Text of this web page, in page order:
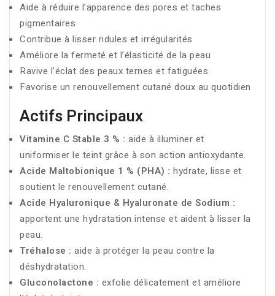
Aide à réduire l’apparence des pores et taches
pigmentaires
Contribue à lisser ridules et irrégularités
Améliore la fermeté et l’élasticité de la peau
Ravive l’éclat des peaux ternes et fatiguées
Favorise un renouvellement cutané doux au quotidien
Actifs Principaux
Vitamine C Stable 3 % : aide à illuminer et
uniformiser le teint grâce à son action antioxydante.
Acide Maltobionique 1 % (PHA) : hydrate, lisse et
soutient le renouvellement cutané.
Acide Hyaluronique & Hyaluronate de Sodium :
apportent une hydratation intense et aident à lisser la
peau.
Tréhalose : aide à protéger la peau contre la
déshydratation.
Gluconolactone : exfolie délicatement et améliore